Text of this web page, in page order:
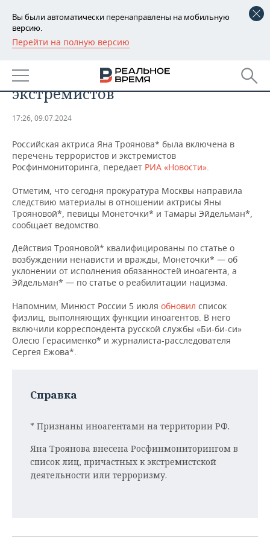
Вы были автоматически перенаправлены на мобильную
версию.
Перейти на полную версию
РЕГИОНЫ
БАШКОРТОСТАН
ТАТАРСТАН
НОВОСТИ
АНАЛИТИКА
ДЕКЛАРАЦИИ О ДОХОДАХ
ВУЗЫ ТАТАРСТАНА
ТОРГОВЫЕ ЦЕНТРЫ
ТАТАРСТАНА
НОВОСТИ ЭКОНОМИКИ
БАНКИ
ИНВЕСТИЦИИ
ПРОМЫШЛЕННОСТЬ
ПРОМЫШЛЕННОСТИ
АГРОПРОМ
МАШИНОСТРОЕНИЕ
НЕФТЕХИМИЯ
НЕФТЬ
ОПК
ЭНЕРГЕТИКА
НОВОСТИ НЕДВИЖИМОСТИ
АВТО
НОВОСТИ БИЗНЕСА
ТРАНСПОРТ
УСЛУГИ
ТЕХНОЛОГИИ
IT
МЕДИА
НОВОСТИ МЕРОПРИЯТИЙ
ВЫЕЗДНАЯ РЕДАКЦИЯ
ONLINE-КОНФЕРЕНЦИИ
ОТКРЫТАЯ ЛЕКЦИЯ
СПОРТ
НОВОСТИ СПОРТА
ХОККЕЙ
БАСКЕТБОЛ
ВОЛЕЙБОЛ
ОБЩЕСТВО
ВЛАСТЬ
ИНФРАСТРУКТУРА
ИСТОРИЯ
СЮЖЕТЫ
СПРАВОЧНИК
СПИСОК ПЕРСОН
ПОЛНАЯ ВЕРСИЯ
в список террористов и
экстремистов
17:26, 09.07.2024
Российская актриса Яна Троянова* была включена в
перечень террористов и экстремистов
Росфинмониторинга, передает РИА «Новости».
Отметим, что сегодня прокуратура Москвы направила
следствию материалы в отношении актрисы Яны
Трояновой*, певицы Монеточки* и Тамары Эйдельман*,
сообщает ведомство.
Действия Трояновой* квалифицированы по статье о
возбуждении ненависти и вражды, Монеточки* — об
уклонении от исполнения обязанностей иноагента, а
Эйдельман* — по статье о реабилитации нацизма.
Напомним, Минюст России 5 июля обновил список
физлиц, выполняющих функции иноагентов. В него
включили корреспондента русской службы «Би-би-си»
Олесю Герасименко* и журналиста-расследователя
Сергея Ежова*.
Справка
* Признаны иноагентами на территории РФ.
Яна Троянова внесена Росфинмониторингом в
список лиц, причастных к экстремистской
деятельности или терроризму.